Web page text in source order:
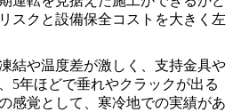
スクと設備保全コストを大きく左
結や温度差が激しく、支持金具や
5年ほどで垂れやクラックが出る
感覚として、寒冷地での実績があ